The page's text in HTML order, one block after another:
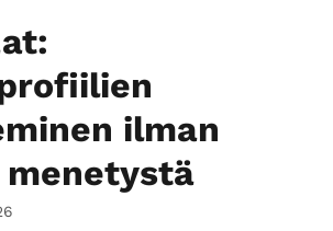
ilman